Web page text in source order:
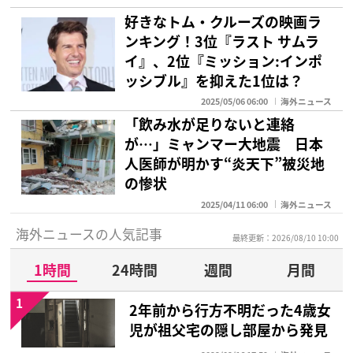
好きなトム・クルーズの映画ラ
ンキング！3位『ラスト サムラ
イ』、2位『ミッション:インポ
ッシブル』を抑えた1位は？
2025/05/06 06:00 海外ニュース
「飲み水が足りないと連絡
が…」ミャンマー大地震 日本
人医師が明かす“炎天下”被災地
の惨状
2025/04/11 06:00 海外ニュース
海外ニュースの人気記事 最終更新：2026/08/10 10:00
1時間 24時間 週間
月間
2年前から行方不明だった4歳女
児が祖父宅の隠し部屋から発見
1